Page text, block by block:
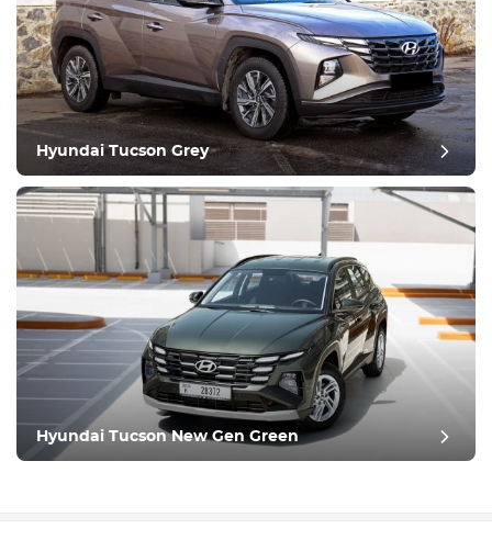
Hyundai Tucson Grey
Hyundai Tucson New Gen Green